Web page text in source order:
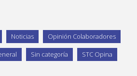
Noticias Opinión Colaboradores
Sin categoría STC Opina